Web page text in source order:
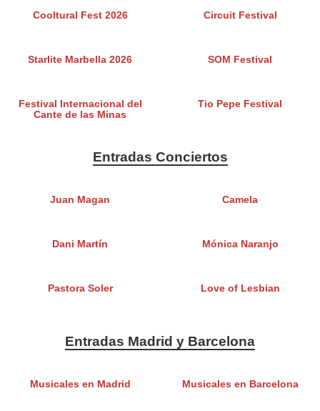
Cooltural Fest 2026 Circuit Festival
Starlite Marbella 2026 SOM Festival
Festival Internacional del
Cante de las Minas
Tio Pepe Festival
Entradas Conciertos
Juan Magan Camela
Dani Martín Mónica Naranjo
Pastora Soler Love of Lesbian
Entradas Madrid y Barcelona
Musicales en Madrid Musicales en Barcelona